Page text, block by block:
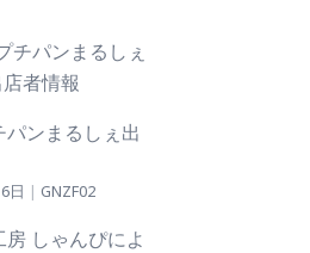
パンまるしぇ出
日 | GNZF02
しゃんぴによ